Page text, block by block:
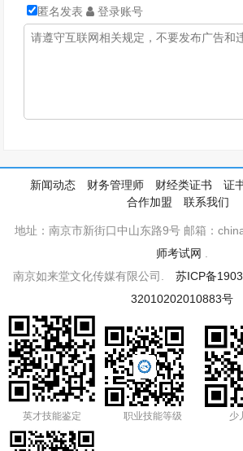
匿名发表 登录账号
新闻动态 财务管理师 财经类证书 证
合作加盟
联系我们
地址：南京市新街口中山东路9号 邮箱：
师考试网
南京如来堂文化传媒有限公司. 苏ICP备
32010202010883号
英才技能鉴定 职业技能等级 少